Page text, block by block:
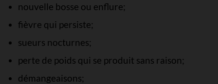
nouvelle bosse ou enflure;
fièvre qui persiste;
sueurs nocturnes;
perte de poids qui se produit sans raison;
démangeaisons;